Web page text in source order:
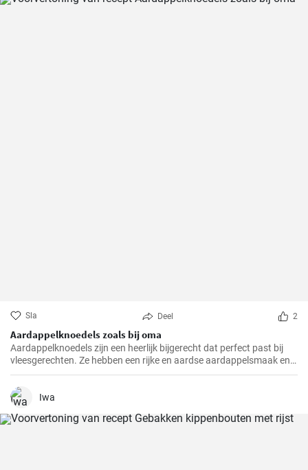
Sla Deel 2
Aardappelknoedels zoals bij oma
Aardappelknoedels zijn een heerlijk bijgerecht dat perfect past bij
vleesgerechten. Ze hebben een rijke en aardse aardappelsmaak en
zijn heerlijk luchtig. Deze knoedels zijn een traditioneel gerecht dat in
veel Europese landen, vooral in Duitsland, geliefd is.
Iwa